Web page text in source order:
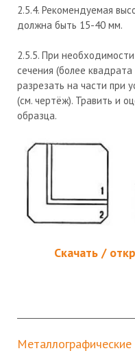
2.5.4. Рекомендуемая
должна быть 15-40 мм.
2.5.5. При
сечения (более
разрезать на части при
(см. чертёж). Травить и
образца.
Скачать /
Металлографические